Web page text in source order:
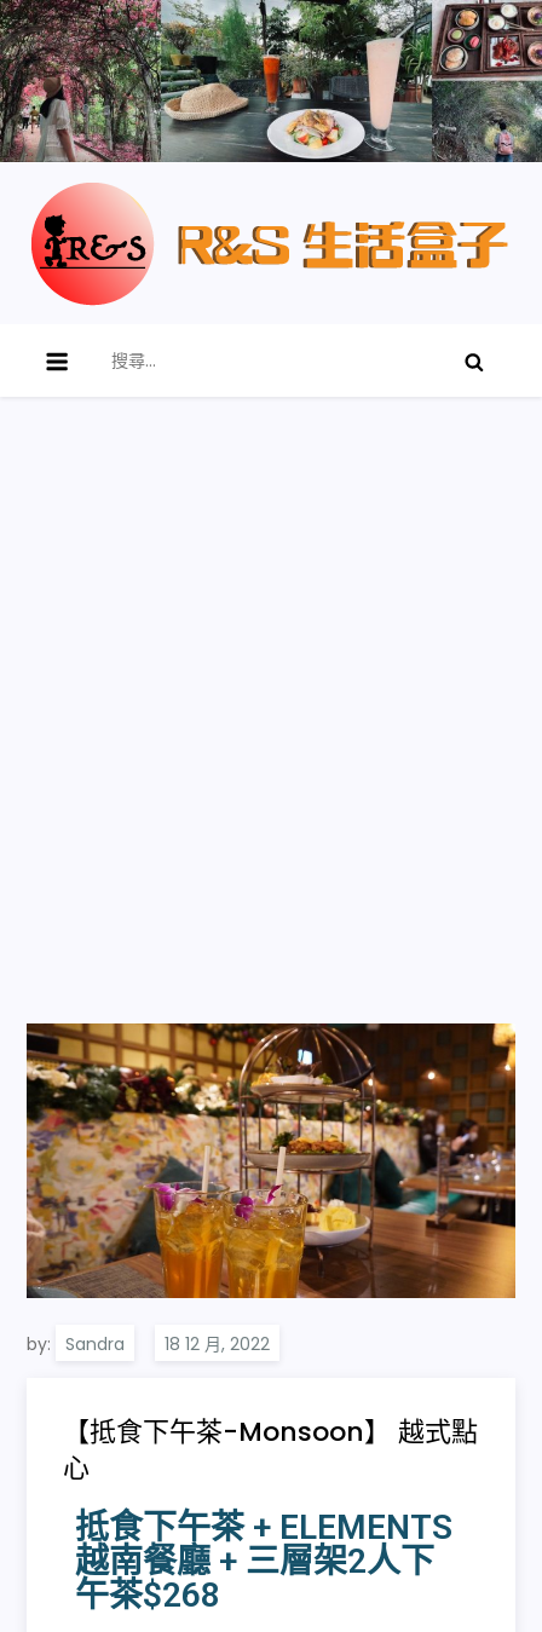
by: Sandra
【抵食下午茶-Monsoon】 越式點
心
抵食下午茶 + ELEMENTS
越南餐廳 + 三層架2人下
午茶$268